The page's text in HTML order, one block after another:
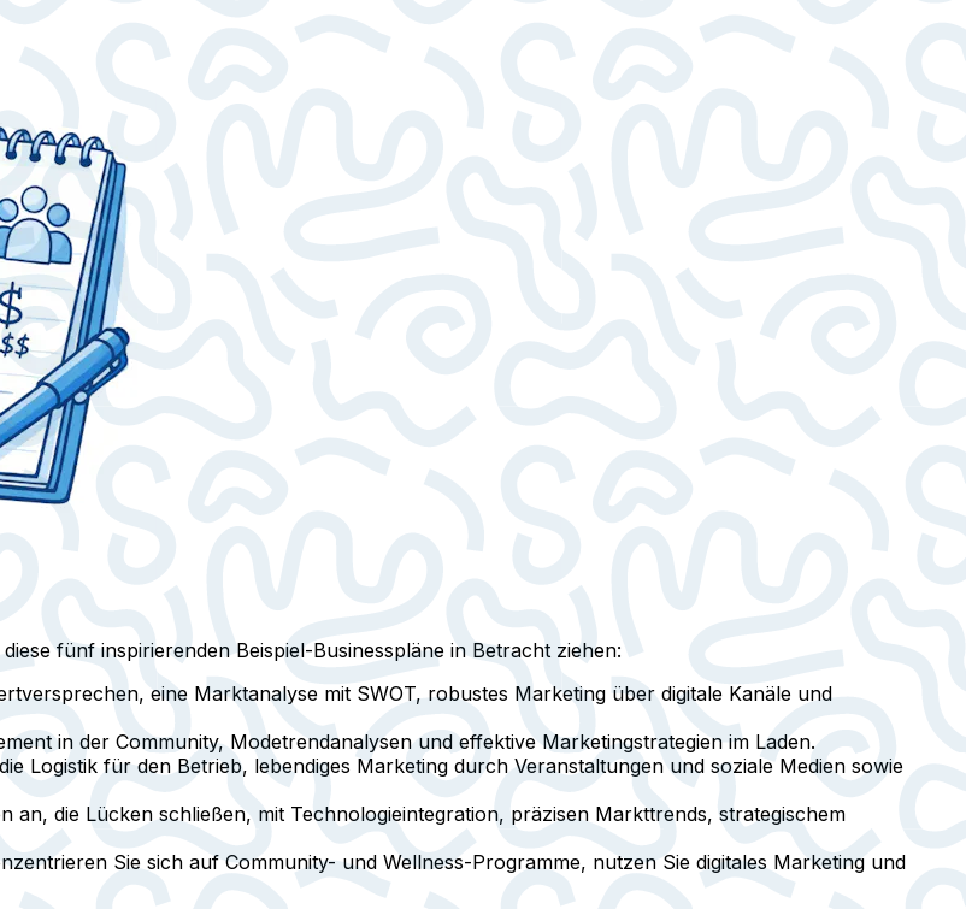
fünf inspirierenden Beispiel-Businesspläne in Betracht ziehen:
eine Marktanalyse mit SWOT, robustes Marketing über digitale Kanäle und
in der Community, Modetrendanalysen und effektive Marketingstrategien im Laden.
Logistik für den Betrieb, lebendiges Marketing durch Veranstaltungen und soziale Medien sowie
an, die Lücken schließen, mit Technologieintegration, präzisen Markttrends, strategischem
Sie sich auf Community- und Wellness-Programme, nutzen Sie digitales Marketing und